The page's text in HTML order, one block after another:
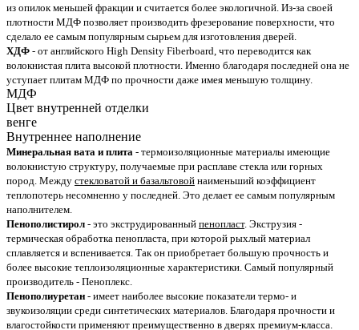
из опилок меньшей фракции и считается более экологичной. Из-за своей
плотности МДФ позволяет производить фрезерование поверхности, что
сделало ее самым популярным сырьем для изготовления дверей.
ХДФ - от английского High Density Fiberboard, что переводится как
волокнистая плита высокой плотности. Именно благодаря последней она не
уступает плитам МДФ по прочности даже имея меньшую толщину.
МДФ
Цвет внутренней отделки
венге
Внутреннее наполнение
Минеральная вата и плита - термоизоляционные материалы имеющие
волокнистую структуру, получаемые при расплаве стекла или горных
пород. Между стекловатой и базальтовой наименьший коэффициент
теплопотерь несомненно у последней. Это делает ее самым популярным
наполнителем.
Пенополистирол - это экструдированный пенопласт. Экструзия -
термическая обработка пенопласта, при которой рыхлый материал
сплавляется и вспенивается. Так он приобретает большую прочность и
более высокие теплоизоляционные характеристики. Самый популярный
производитель - Пеноплекс.
Пенополиуретан - имеет наиболее высокие показатели термо- и
звукоизоляции среди синтетических материалов. Благодаря прочности и
влагостойкости применяют преимущественно в дверях премиум-класса.